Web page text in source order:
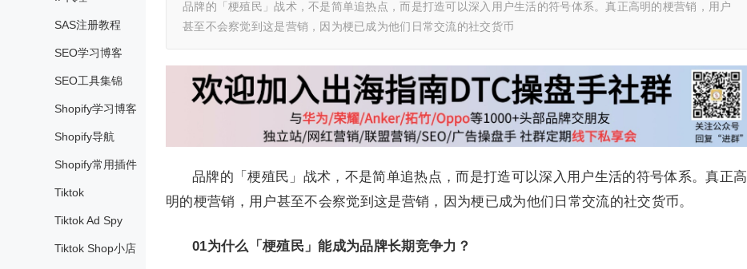
SAS注册教程
SEO学习博客
SEO工具集锦
Shopify学习博客
Shopify导航
Shopify常用插件
Tiktok
Tiktok Ad Spy
Tiktok Shop小店
品牌的「梗殖民」战术，不是简单追热点，而是打造可以深入用户生活的符号体系。真正高明的梗营销，用户
甚至不会察觉到这是营销，因为梗已成为他们日常交流的社交货币
品牌的「梗殖民」战术，不是简单追热点，而是打造可以深入用户生活的符号体系。真正高
明的梗营销，用户甚至不会察觉到这是营销，因为梗已成为他们日常交流的社交货币。
01为什么「梗殖民」能成为品牌长期竞争力？